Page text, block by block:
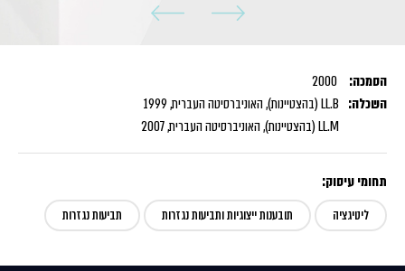
הסמכה:
השכלה: LL.B (בהצטיינות), האוניברסיטה העברית, 1999
LL.M (בהצטיינות), האוניברסיטה העברית, 2007
תחומי עיסוק:
ליטיגציה תובענות ייצוגיות ותביעות נגזרות תביעות נגזרות